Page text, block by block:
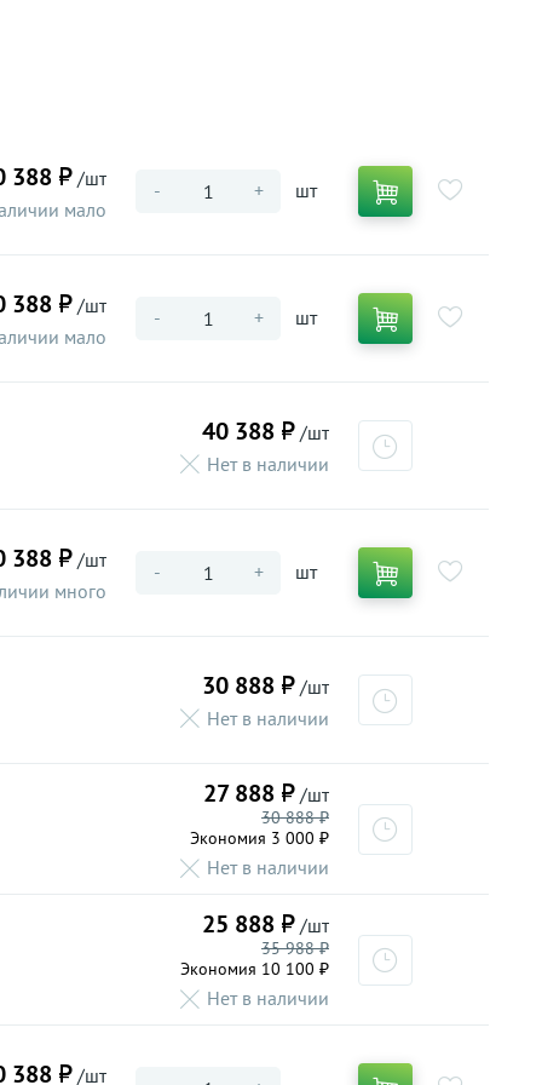
388 ₽ /шт
мало
- + шт
388 ₽ /шт
мало
- + шт
40 388 ₽ /шт
Нет в наличии
388 ₽ /шт
много
- + шт
30 888 ₽ /шт
Нет в наличии
27 888 ₽ /шт
30 888 ₽
Экономия 3 000 ₽
Нет в наличии
25 888 ₽ /шт
35 988 ₽
Экономия 10 100 ₽
Нет в наличии
388 ₽ /шт